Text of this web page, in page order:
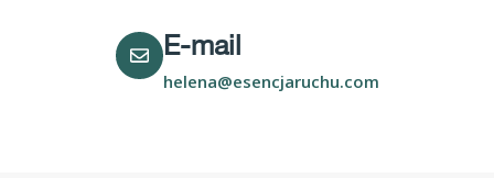
E-mail
helena@esencjaruchu.com